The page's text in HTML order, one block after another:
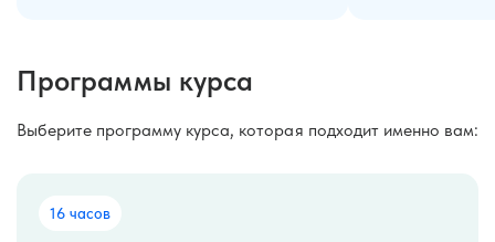
Программы курса
Выберите программу курса, которая подходит именно вам:
16 часов